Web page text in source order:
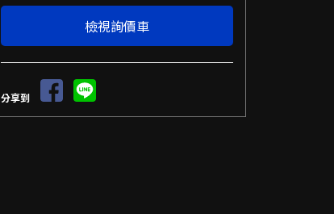
檢視詢價車
分享到